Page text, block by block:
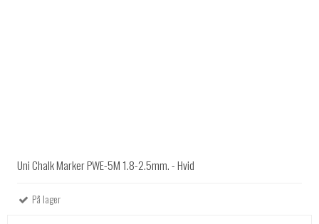
Uni Chalk Marker PWE-5M 1.8-2.5mm. - Hvid
På lager